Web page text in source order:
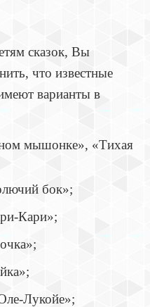
сказок, Вы
что известные
варианты в
мышонке», «Тихая
бок»;
Кари»;
Лукойе»;